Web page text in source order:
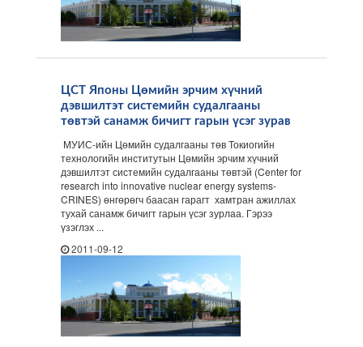
ЦСТ Японы Цөмийн эрчим хүчний
дэвшилтэт системийн судалгааны
төвтэй санамж бичигт гарын үсэг зурав
МУИС-ийн Цөмийн судалгааны төв Токиогийн
технологийн институтын Цөмийн эрчим хүчний
дэвшилтэт системийн судалгааны төвтэй (Center for
research into innovative nuclear energy systems-
CRINES) өнгөрөгч баасан гарагт хамтран ажиллах
тухай санамж бичигт гарын үсэг зурлаа. Гэрээ
үзэглэх ...
2011-09-12